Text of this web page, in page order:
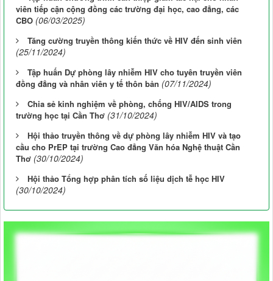
viên tiếp cận cộng đồng các trường đại học, cao đẳng, các
CBO (06/03/2025)
Tăng cường truyền thông kiến thức về HIV đến sinh viên
(25/11/2024)
Tập huấn Dự phòng lây nhiễm HIV cho tuyên truyền viên
đồng đẳng và nhân viên y tế thôn bản (07/11/2024)
Chia sẻ kinh nghiệm về phòng, chống HIV/AIDS trong
trường học tại Cần Thơ (31/10/2024)
Hội thảo truyền thông về dự phòng lây nhiễm HIV và tạo
cầu cho PrEP tại trường Cao đẳng Văn hóa Nghệ thuật Cần
Thơ (30/10/2024)
Hội thảo Tổng hợp phân tích số liệu dịch tễ học HIV
(30/10/2024)